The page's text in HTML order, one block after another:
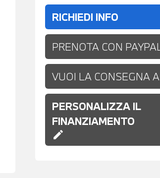
RICHIEDI INFO
PRENOTA CON
VUOI LA CONSEGNA
PERSONALIZZA IL
FINANZIAMENTO
edit